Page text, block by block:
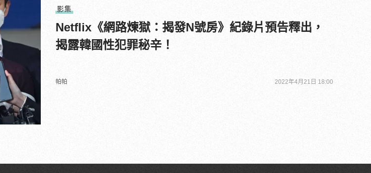
影集
Netflix《網路煉獄：揭發N號房》紀錄片預告釋出，
揭露韓國性犯罪秘辛！
帕帕 2022年4月21日 18:00